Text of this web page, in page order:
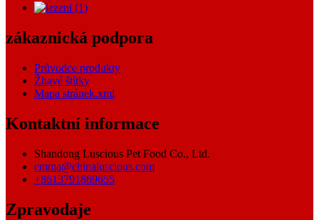
zákaznická podpora
Průvodce produkty
Žhavé štítky
Mapa stránek.xml
Kontaktní informace
Shandong Luscious Pet Food Co., Ltd.
emma@chinaluscious.com
+8613791869655
Zpravodaje